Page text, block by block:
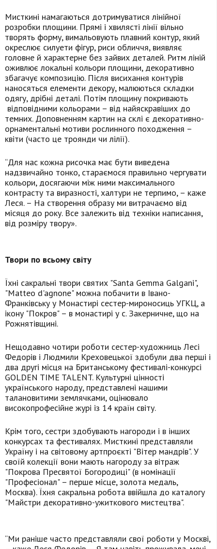
Мисткині намагаються дотримуватися лінійної
розробки площини. Прямі і хвилясті лінії вільно
творять форму, вимальовують плавний контур, який
окреслює силуети фігур, риси обличчя, виявляє
головне й характерне без зайвих деталей. Ритм ліній
оживлює локальні кольори площини, декоративно
збагачує композицію. Після висихання контурів
наносяться елементи декору, малюються складки
одягу, дрібні деталі. Потім площину покривають
відповідними кольорами – від найяскравіших до
темних. Доповненням картин на склі є декоративно-
орнаментальні мотиви рослинного походження –
квіти (часто це троянди чи лілії).
“Для нас кожна рисочка має бути виведена
надзвичайно тонко, стараємося правильно чергувати
кольори, досягаючи між ними максимального
контрасту та виразності, халтури не терпимо, – каже
Леся. – На створення образу ми витрачаємо від
місяця до року. Все залежить від техніки написання,
від розміру твору».
Твори по всьому світу
Їхні сакральні твори святих "Santa Gemma Galgani",
"Маtteo d'agnone" можна побачити в Івано-
Франківську у Монастирі сестер-мироносиць УГКЦ, а
ікону "Покров" – в монастирі у с. Закерничне, що на
Рожнятівщині.
Нещодавно чотири роботи сестер-художниць Лесі
Федорів і Людмили Креховецької здобули два перші і
два другі місця на Британському фестивалі-конкурсі
GOLDEN TIME TALENT. Культурні цінності
українського народу, представлені нашими
талановитими землячками, оцінювало
високопрофесійне журі із 14 країн світу.
Крім того, сестри здобувають нагороди і в інших
конкурсах та фестивалях. Мисткині представляли
Україну і на світовому артпроєктi "Вітер мандрів". У
своїй колекції вони мають нагороду за вітраж
"Покрова Пресвятої Богородиці" (в номінації
"Професіонал" – перше місце, золота медаль,
Москва). Їхня сакральна робота ввійшла до каталогу
"Майстри декоративно-ужиткового мистецтва".
“Ми раніше часто представляли свої роботи у Москві,